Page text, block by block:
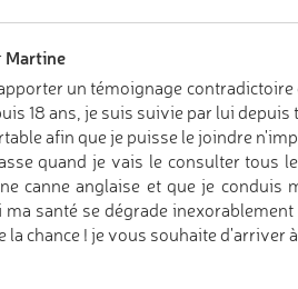
Martine
un témoignage
18 ans, je suis suivie par lui
afin que je puisse le joindre
quand je vais le consulter tous
canne anglaise et que je
santé se dégrade
la chance ! je vous souhaite d'arriver